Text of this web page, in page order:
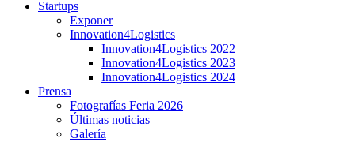
Startups
Exponer
Innovation4Logistics
Innovation4Logistics 2022
Innovation4Logistics 2023
Innovation4Logistics 2024
Prensa
Fotografías Feria 2026
Últimas noticias
Galería